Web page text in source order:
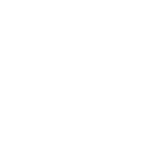
att stolen tippar bakåt
med en robust
anpassade för